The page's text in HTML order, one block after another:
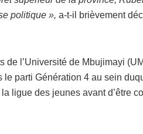
politique », a-t-il brièvement
de l’Université de Mbujimayi
parti Génération 4 au sein
ligue des jeunes avant d’être